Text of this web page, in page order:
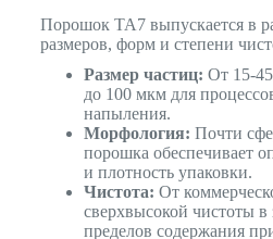
Порошок TA7 выпускается в
размеров, форм и степени
Размер частиц: От 15-
до 100 мкм для
напыления.
Морфология: Почти
порошка обеспечивает
и плотность упаковки.
Чистота: От
сверхвысокой чистоты в
пределов содержания